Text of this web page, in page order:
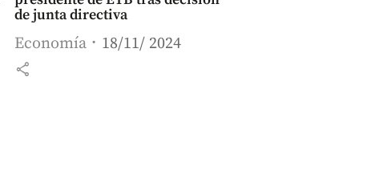
de junta directiva
Economía 18/11/ 2024
share